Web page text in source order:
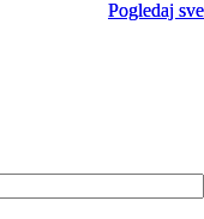
Pogledaj sve
Pogledaj sve